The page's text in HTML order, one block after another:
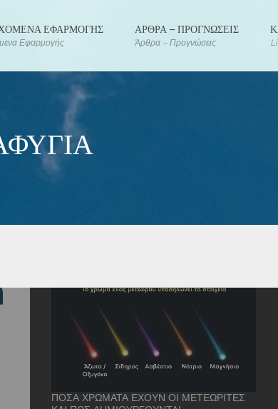
ΕΦΑΡΜΟΓΗΣ
Εφαρμογής
ΑΡΘΡΑ – ΠΡΟΓΝΩΣΕΙΣ
Άρθρα – Προγνώσεις
ΠΌΣΑ ΧΡΏΜΑΤΑ ΈΧΟΥΝ ΟΙ ΜΕΤΕΩΡΊΤΕΣ